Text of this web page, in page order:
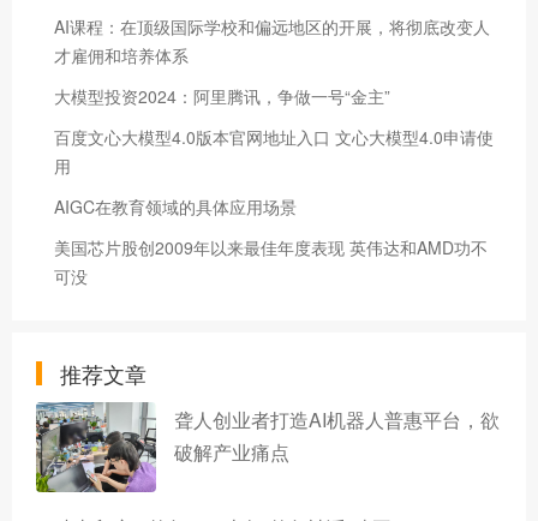
AI课程：在顶级国际学校和偏远地区的开展，将彻底改变人
才雇佣和培养体系
大模型投资2024：阿里腾讯，争做一号“金主”
百度文心大模型4.0版本官网地址入口 文心大模型4.0申请使
用
AIGC在教育领域的具体应用场景
美国芯片股创2009年以来最佳年度表现 英伟达和AMD功不
可没
推荐文章
聋人创业者打造AI机器人普惠平台，欲
破解产业痛点